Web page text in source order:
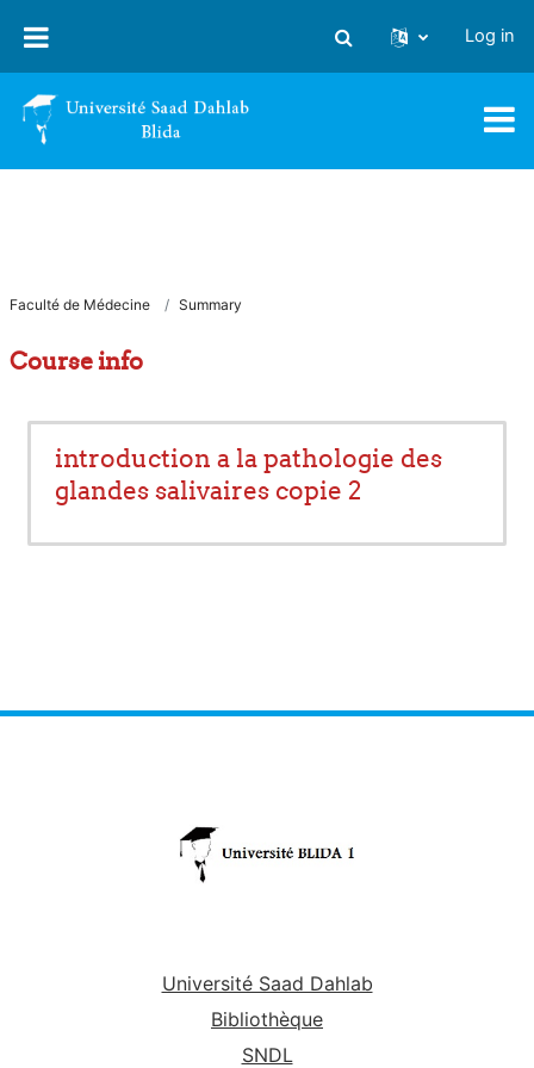
Toggle search input
Log in
Faculté de Médecine Summary
Course info
introduction a la pathologie des
glandes salivaires copie 2
Université Saad Dahlab
Bibliothèque
SNDL